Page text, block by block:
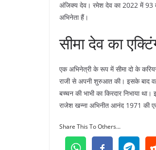
अंजिक्य देव। रमेश देव का 2022 में 93
अभिनेता हैं।
सीमा देव का
एक अभिनेत्री के रूप में सीमा दो के
राजी से अपनी शुरुआत की। इसके बाद
बच्चन की भाभी का किरदार निभाया
राजेश खन्ना अभिनीत आनंद 1971 की
Share This To Others...